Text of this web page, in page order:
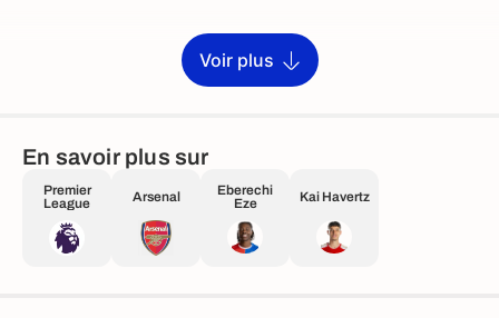
Voir plus
En savoir plus sur
Premier
League
Arsenal
Eberechi
Eze
Kai Havertz